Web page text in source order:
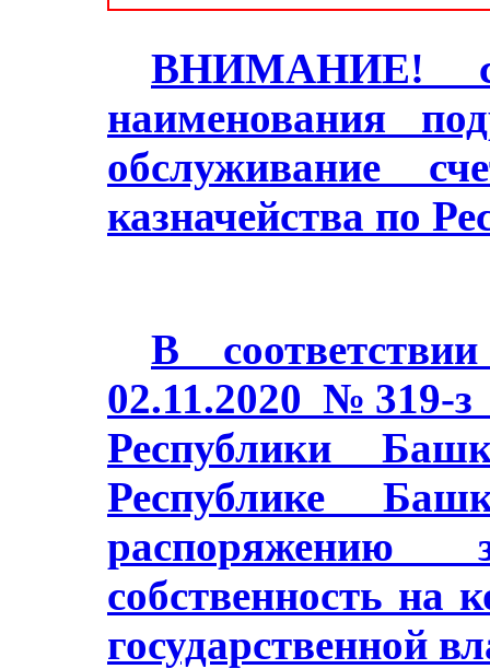
ВНИМАНИЕ! с
наименования
обслуживание
казначейства по
В
02.11.2020 №319-
Республики
Республике
распоряжению
собственность на
государственной